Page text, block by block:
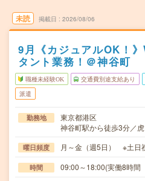
未読 掲載日 2026/08/06
9月《カジュアルOK！
タント業務！＠神谷町
職種未経験OK 交通費別途支給あり
派遣
勤務地
東京都港区
神谷町駅から徒歩3分／
曜日頻度 月～金（週5日） ※土日
時間 09:00～18:00(実働8時